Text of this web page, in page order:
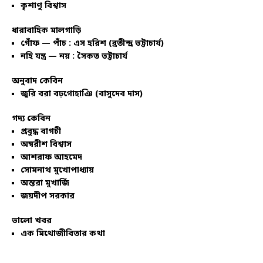
কৃশাণু বিশ্বাস
ধারাবাহিক মালগাড়ি
গোঁফ — পাঁচ : এস হরিশ (ব্রতীন্দ্র ভট্টাচার্য)
নহি যন্ত্র — নয় : সৈকত ভট্টাচার্য
অনুবাদ কেবিন
জুরি বরা বঢ়গোহাঞি (বাসুদেব দাস)
গদ্য কেবিন
প্রবুদ্ধ বাগচী
অম্বরীশ বিশ্বাস
আশরাফ আহমেদ
সোমনাথ মুখোপাধ্যায়
অন্তরা মুখার্জি
জয়দীপ সরকার
ভালো খবর
এক মিথোজীবিতার কথা